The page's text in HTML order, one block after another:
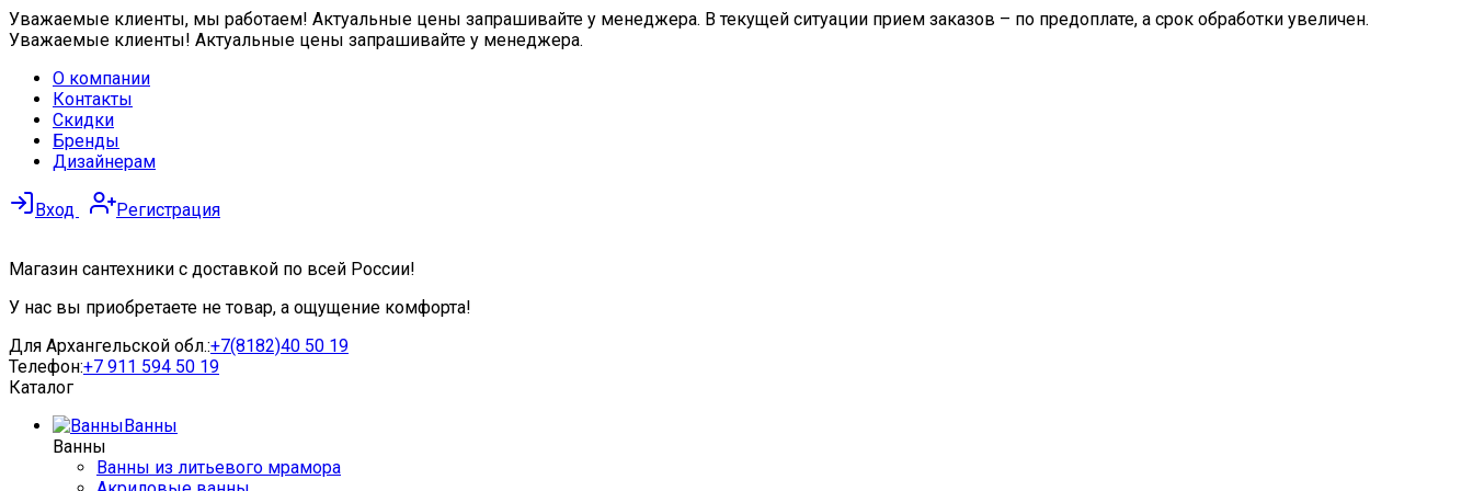
Уважаемые клиенты, мы работаем! Актуальные цены запрашивайте у менеджера. В текущей ситуации прием заказов – по предоплате, а срок обработки увеличен.
Уважаемые клиенты! Актуальные цены запрашивайте у менеджера.
О компании
Контакты
Скидки
Бренды
Дизайнерам
Вход Регистрация
Магазин сантехники с доставкой по всей России!
У нас вы приобретаете не товар, а ощущение комфорта!
Для Архангельской обл.:+7(8182)40 50 19
Телефон:+7 911 594 50 19
Каталог
Ванны
Ванны
Ванны из литьевого мрамора